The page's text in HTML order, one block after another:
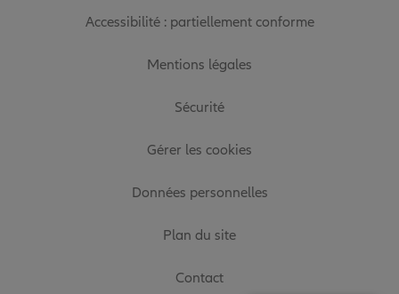
Accessibilité : partiellement conforme
Mentions légales
Sécurité
Gérer les cookies
Données personnelles
Plan du site
Contact